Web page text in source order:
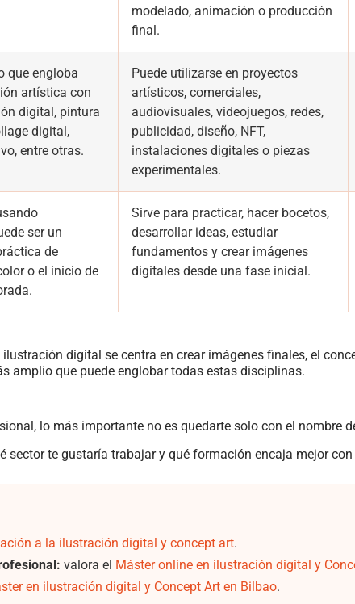
modelado, animación o producción
final.
que engloba
artística con
digital, pintura
digital,
entre otras.
Puede utilizarse en proyectos
artísticos, comerciales,
audiovisuales, videojuegos, redes,
publicidad, diseño, NFT,
instalaciones digitales o piezas
experimentales.
ser un
de
o el inicio de
Sirve para practicar, hacer bocetos,
desarrollar ideas, estudiar
fundamentos y crear imágenes
digitales desde una fase inicial.
digital se centra en crear imágenes finales, el
amplio que puede englobar todas estas disciplinas.
lo más importante no es quedarte solo con el nombre
sector te gustaría trabajar y qué formación encaja mejor
a la ilustración digital y concept art.
valora el Máster online en ilustración digital y
en ilustración digital y Concept Art en Bilbao.